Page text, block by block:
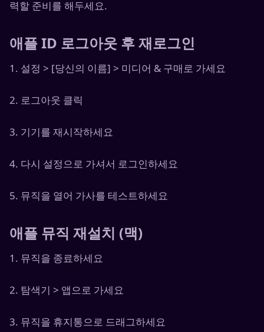
력할 준비를 해두세요.
애플 ID 로그아웃 후 재로그인
1. 설정 > [당신의 이름] > 미디어 & 구매로 가세요
2. 로그아웃 클릭
3. 기기를 재시작하세요
4. 다시 설정으로 가셔서 로그인하세요
5. 뮤직을 열어 가사를 테스트하세요
애플 뮤직 재설치 (맥)
1. 뮤직을 종료하세요
2. 탐색기 > 앱으로 가세요
3. 뮤직을 휴지통으로 드래그하세요